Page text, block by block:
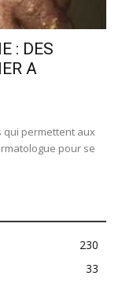
: DES
A
qui permettent aux
pour se
230
33